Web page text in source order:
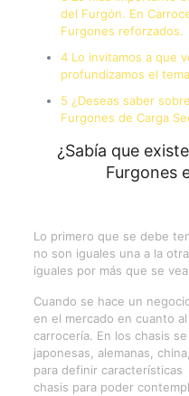
del Furgón. En
Furgones reforzados.
4 Lo invitamos a que
profundizamos el
5 ¿Deseas saber
Furgones de Carga
¿Sabía que
Furgones
Lo primero que se debe
no son iguales una a la
iguales por más que se
Cuando se hace un
en el mercado en cuanto
carrocería. En los chasis
japonesas, alemanas,
para definir
chasis para poder